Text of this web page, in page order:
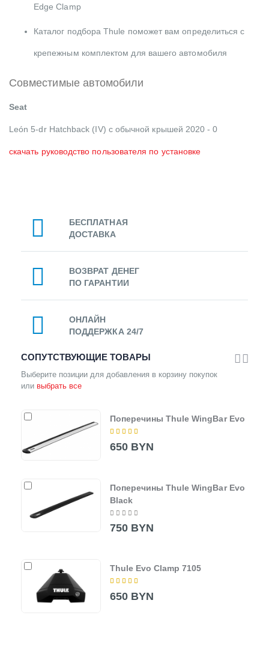
Edge Clamp
Каталог подбора Thule поможет вам определиться с
крепежным комплектом для вашего автомобиля
Совместимые автомобили
Seat
León 5-dr Hatchback (IV) с обычной крышей 2020 - 0
скачать руководство пользователя по установке
БЕСПЛАТНАЯ
ДОСТАВКА
ВОЗВРАТ ДЕНЕГ
ПО ГАРАНТИИ
ОНЛАЙН
ПОДДЕРЖКА 24/7
СОПУТСТВУЮЩИЕ ТОВАРЫ
Выберите позиции для добавления в корзину покупок
или выбрать все
Поперечины Thule WingBar Evo
650 BYN
Поперечины Thule WingBar Evo
Black
750 BYN
Thule Evo Clamp 7105
650 BYN